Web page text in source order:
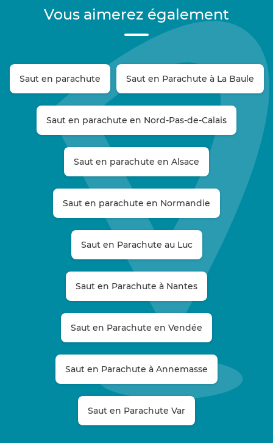
Vous aimerez également
Saut en parachute Saut en Parachute à La Baule
Saut en parachute en Nord-Pas-de-Calais
Saut en parachute en Alsace
Saut en parachute en Normandie
Saut en Parachute au Luc
Saut en Parachute à Nantes
Saut en Parachute en Vendée
Saut en Parachute à Annemasse
Saut en Parachute Var